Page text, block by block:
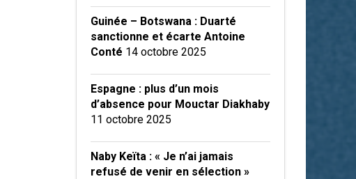
Guinée – Botswana : Duarté
sanctionne et écarte Antoine
Conté 14 octobre 2025
Espagne : plus d’un mois
d’absence pour Mouctar Diakhaby
11 octobre 2025
Naby Keïta : « Je n’ai jamais
refusé de venir en sélection »